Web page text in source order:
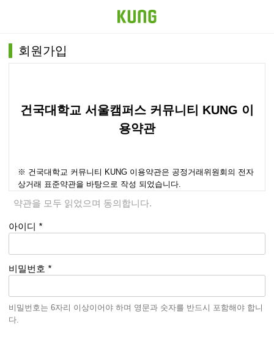
회원가입
건국대학교 서울캠퍼스 커뮤니티 KUNG 이
용약관
※ 건국대학교 커뮤니티 KUNG 이용약관은 공정거래위원회의 전자
상거래 표준약관을 바탕으로 작성 되었습니다.
약관을 모두 읽었으며 동의합니다.
아이디 *
비밀번호 *
비밀번호는 6자리 이상이어야 하며 영문과 숫자를 반드시 포함해야 합니
다.